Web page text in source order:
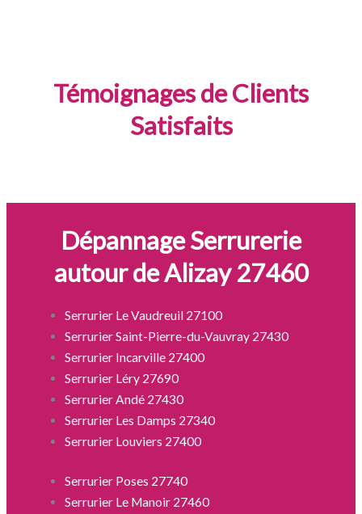
Témoignages de Clients
Satisfaits
Dépannage Serrurerie
autour de Alizay 27460
Serrurier Le Vaudreuil 27100
Serrurier Saint-Pierre-du-Vauvray 27430
Serrurier Incarville 27400
Serrurier Léry 27690
Serrurier Andé 27430
Serrurier Les Damps 27340
Serrurier Louviers 27400
Serrurier Poses 27740
Serrurier Le Manoir 27460